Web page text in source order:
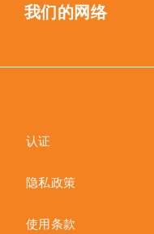
我们的网络
认证
隐私政策
使用条款